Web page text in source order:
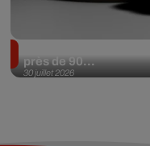
30 juillet 2026
près de 90...